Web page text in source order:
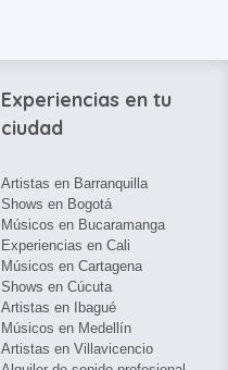
Experiencias en tu
ciudad
Artistas en Barranquilla
Shows en Bogotá
Músicos en Bucaramanga
Experiencias en Cali
Músicos en Cartagena
Shows en Cúcuta
Artistas en Ibagué
Músicos en Medellín
Artistas en Villavicencio